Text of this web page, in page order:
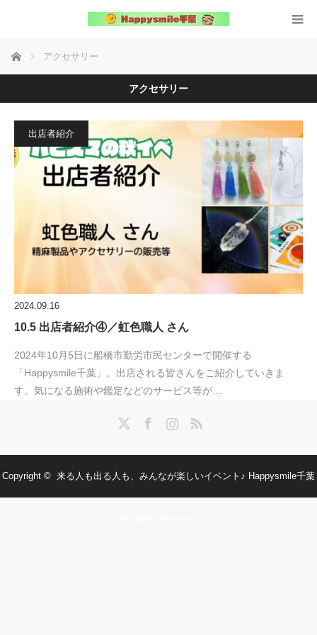
ホーム アクセサリー
アクセサリー
出店者紹介
2024.09.16
10.5 出店者紹介④／虹色職人 さん
2024年10月5日に船橋市勤労市民センターで開催する
「Happysmile千葉」。出店される皆さんをご紹介していきま
す。気になる施術や鑑定などのサービス等が…
InstagramRSS
Copyright © 来る人も出る人も、みんなが楽しいイベント♪ Happysmile千葉